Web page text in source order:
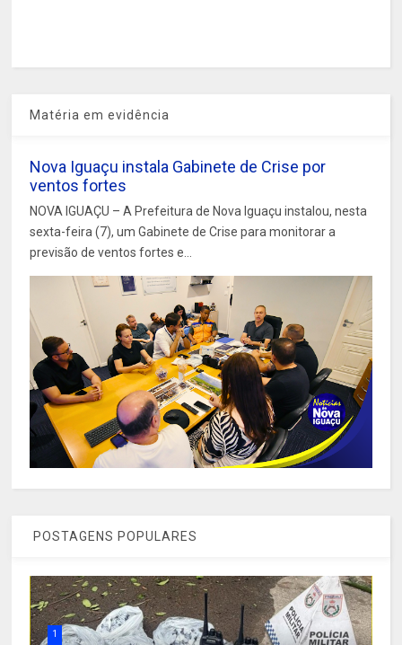
Matéria em evidência
Nova Iguaçu instala Gabinete de Crise por
ventos fortes
NOVA IGUAÇU – A Prefeitura de Nova Iguaçu instalou, nesta
sexta-feira (7), um Gabinete de Crise para monitorar a
previsão de ventos fortes e...
POSTAGENS POPULARES
1